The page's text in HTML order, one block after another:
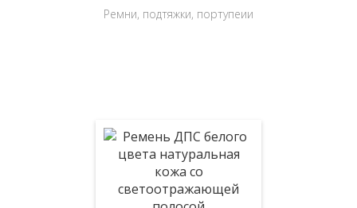
Ремни, подтяжки, портупеии